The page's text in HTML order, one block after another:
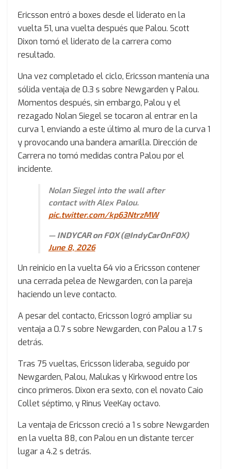
Ericsson entró a boxes desde el liderato en la
vuelta 51, una vuelta después que Palou. Scott
Dixon tomó el liderato de la carrera como
resultado.
Una vez completado el ciclo, Ericsson mantenía una
sólida ventaja de 0.3 s sobre Newgarden y Palou.
Momentos después, sin embargo, Palou y el
rezagado Nolan Siegel se tocaron al entrar en la
curva 1, enviando a este último al muro de la curva 1
y provocando una bandera amarilla. Dirección de
Carrera no tomó medidas contra Palou por el
incidente.
Nolan Siegel into the wall after
contact with Alex Palou.
pic.twitter.com/kp63NtrzMW
— INDYCAR on FOX (@IndyCarOnFOX)
June 8, 2026
Un reinicio en la vuelta 64 vio a Ericsson contener
una cerrada pelea de Newgarden, con la pareja
haciendo un leve contacto.
A pesar del contacto, Ericsson logró ampliar su
ventaja a 0.7 s sobre Newgarden, con Palou a 1.7 s
detrás.
Tras 75 vueltas, Ericsson lideraba, seguido por
Newgarden, Palou, Malukas y Kirkwood entre los
cinco primeros. Dixon era sexto, con el novato Caio
Collet séptimo, y Rinus VeeKay octavo.
La ventaja de Ericsson creció a 1 s sobre Newgarden
en la vuelta 88, con Palou en un distante tercer
lugar a 4.2 s detrás.